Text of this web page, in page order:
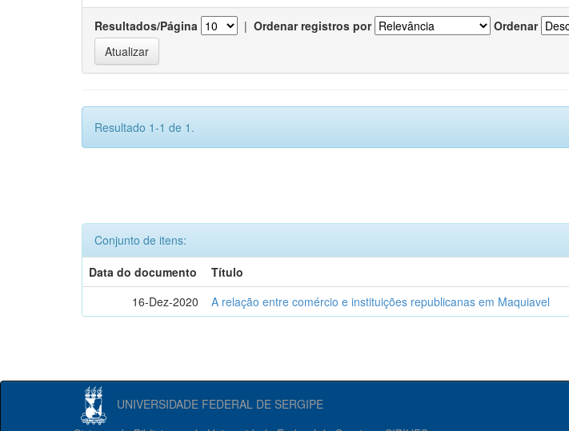
Resultados/Página | Ordenar registros por Ordenar
Resultado 1-1 de 1.
Conjunto de itens:
Data do documento
Título
16-Dez-2020
A relação entre comércio e instituições republicanas em Maquiavel
UNIVERSIDADE FEDERAL DE SERGIPE